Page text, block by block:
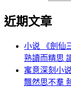
近期文章
小说 《劍仙
熟讀而精思
寓意深刻小
飄然思不羣